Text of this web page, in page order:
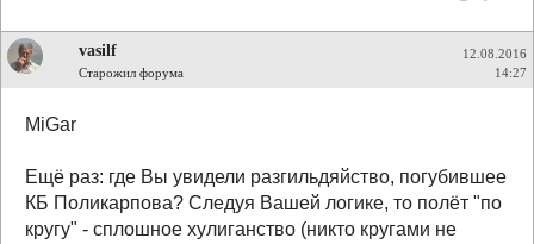
vasilf
Старожил форума
12.08.2016
14:27
MiGar
Ещё раз: где Вы увидели разгильдяйство, погубившее
КБ Поликарпова? Следуя Вашей логике, то полёт "по
кругу" - сплошное хулиганство (никто кругами не